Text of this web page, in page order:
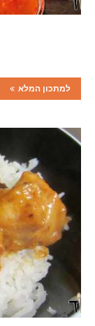
למתכון המלא